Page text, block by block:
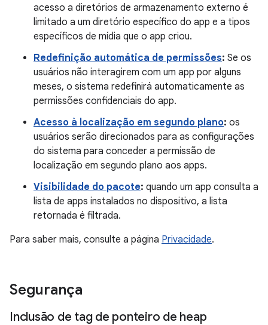
acesso a diretórios de armazenamento externo é
limitado a um diretório específico do app e a tipos
específicos de mídia que o app criou.
Redefinição automática de permissões: Se os
usuários não interagirem com um app por alguns
meses, o sistema redefinirá automaticamente as
permissões confidenciais do app.
Acesso à localização em segundo plano: os
usuários serão direcionados para as configurações
do sistema para conceder a permissão de
localização em segundo plano aos apps.
Visibilidade do pacote: quando um app consulta a
lista de apps instalados no dispositivo, a lista
retornada é filtrada.
Para saber mais, consulte a página Privacidade.
Segurança
Inclusão de tag de ponteiro de heap